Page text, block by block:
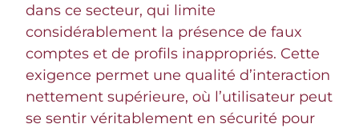
dans ce secteur, qui limite
considérablement la présence de faux
comptes et de profils inappropriés. Cette
exigence permet une qualité d’interaction
nettement supérieure, où l’utilisateur peut
se sentir véritablement en sécurité pour